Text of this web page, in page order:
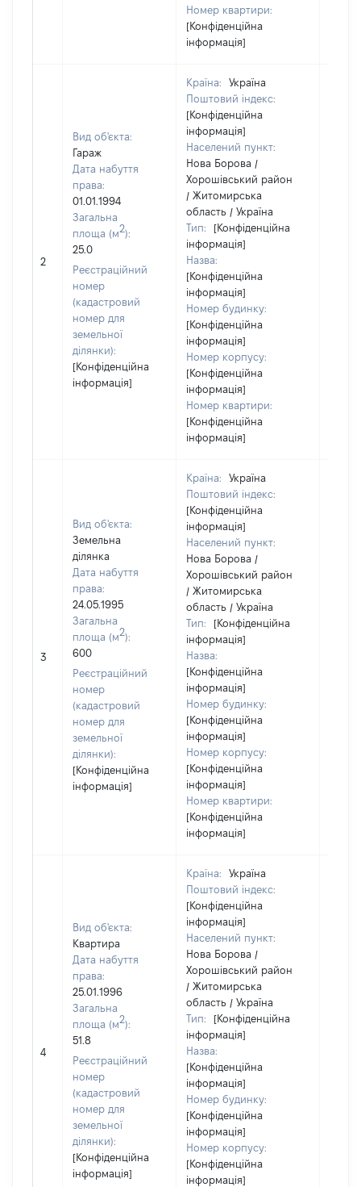
Номер квартири:
[Конфіденційна
інформація]
2
Вид об'єкта:
Гараж
Дата набуття
права:
01.01.1994
Загальна
площа (м2):
25.0
Реєстраційний
номер
(кадастровий
номер для
земельної
ділянки):
[Конфіденційна
інформація]
Країна:
Україна
Поштовий індекс:
[Конфіденційна
інформація]
Населений пункт:
Нова Борова /
Хорошівський район
/ Житомирська
область / Україна
Тип:
[Конфіденційна
інформація]
Назва:
[Конфіденційна
інформація]
Номер будинку:
[Конфіденційна
інформація]
Номер корпусу:
[Конфіденційна
інформація]
Номер квартири:
[Конфіденційна
інформація]
3
Вид об'єкта:
Земельна
ділянка
Дата набуття
права:
24.05.1995
Загальна
площа (м2):
600
Реєстраційний
номер
(кадастровий
номер для
земельної
ділянки):
[Конфіденційна
інформація]
Країна:
Україна
Поштовий індекс:
[Конфіденційна
інформація]
Населений пункт:
Нова Борова /
Хорошівський район
/ Житомирська
область / Україна
Тип:
[Конфіденційна
інформація]
Назва:
[Конфіденційна
інформація]
Номер будинку:
[Конфіденційна
інформація]
Номер корпусу:
[Конфіденційна
інформація]
Номер квартири:
[Конфіденційна
інформація]
4
Вид об'єкта:
Квартира
Дата набуття
права:
25.01.1996
Загальна
площа (м2):
51.8
Реєстраційний
номер
(кадастровий
номер для
земельної
ділянки):
[Конфіденційна
інформація]
Країна:
Україна
Поштовий індекс:
[Конфіденційна
інформація]
Населений пункт:
Нова Борова /
Хорошівський район
/ Житомирська
область / Україна
Тип:
[Конфіденційна
інформація]
Назва:
[Конфіденційна
інформація]
Номер будинку:
[Конфіденційна
інформація]
Номер корпусу:
[Конфіденційна
інформація]